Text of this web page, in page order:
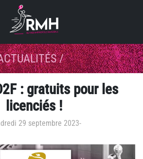
/
: gratuits pour les
licenciés !
29 septembre 2023-
cookies